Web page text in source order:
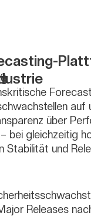
auf
über
bei gleichzeitig
Stabilität und
Releases